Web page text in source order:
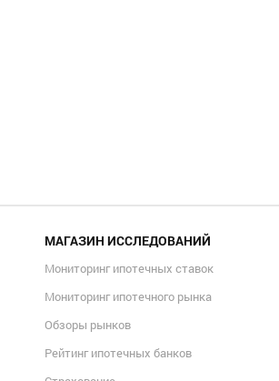
МАГАЗИН ИССЛЕДОВАНИЙ
Мониторинг ипотечных ставок
Мониторинг ипотечного рынка
Обзоры рынков
Рейтинг ипотечных банков